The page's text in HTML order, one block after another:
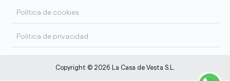
Política de cookies
Politica de privacidad
Copyright © 2026 La Casa de Vesta S.L.